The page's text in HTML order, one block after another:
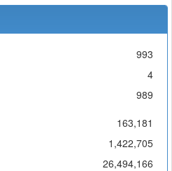
993
4
989
163,181
1,422,705
26,494,166